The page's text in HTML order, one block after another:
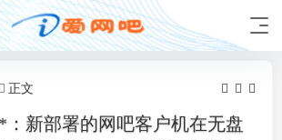
正文
新部署的网吧客户机在无盘